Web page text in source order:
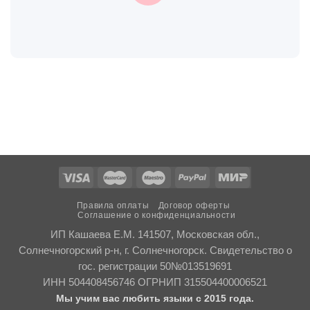
Правила оплаты
Договор оферты
Соглашение о конфиденциальности
ИП Кашаева Е.М. 141507, Московская обл.,
Солнечногорский р-н, г. Солнечногорск. Свидетельство о
гос. регистрации 50№013519691
ИНН 504408456746 ОГРНИП 315504400006521
Мы учим вас любить языки с 2015 года.